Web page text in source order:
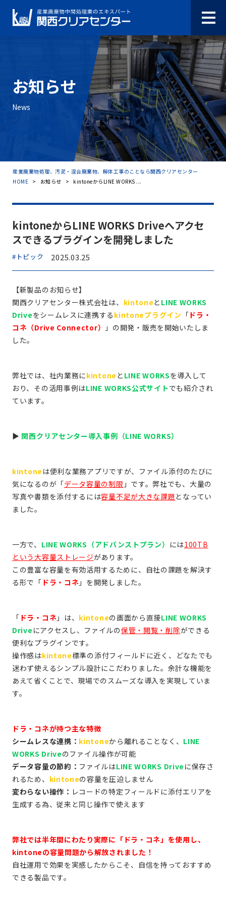
お知らせ
News
産業廃棄物処理、汚泥・混合廃棄物、解体工事のことなら関西クリアセンター
HOME > お知らせ > kintoneからLINE WORKS ...
kintoneからLINE WORKS Driveへアクセ
スできるプラグインを開発しました
#トピック 2025.03.25
【新製品のお知らせ】
関西クリアセンター株式会社は、 kintoneと LINE WORKS
Driveをシームレスに連携する kintoneプラグイン 「ドラ・
コネ（Drive Connector）
」の開発・販売を開始いたしま
した。
弊社では、社内業務にkintone と LINE WORKSを導入して
おり、その活用事例はLINE WORKS公式サイトでも紹介され
ています。
▶ 関西クリアセンター導入事例（LINE WORKS）
kintone は便利な業務アプリですが、ファイル添付のたびに
気になるのが「データ容量の制限 」です。弊社でも、大量の
写真や書類を添付するには容量不足が大きな課題となってい
ました。
一方で、 LINE WORKS（アドバンストプラン） には100TB
という大容量ストレージがあります。
この豊富な容量を有効活用するために、自社の課題を解決す
る形で「 ドラ・コネ 」を開発しました。
「 ドラ・コネ 」は、 kintoneの画面から直接LINE WORKS
Drive にアクセスし、ファイルの保管・閲覧・削除ができる
便利なプラグインです。
操作感はkintone標準の添付フィールドに近く、どなたでも
迷わず使えるシンプル設計にこだわりました。余計な機能を
あえて省くことで、現場でのスムーズな導入を実現していま
す。
ドラ・コネが持つ主な特徴
シームレスな連携： kintoneから離れることなく、 LINE
WORKS Driveのファイル操作が可能
データ容量の節約： ファイルはLINE WORKS Drive に保存さ
れるため、 kintoneの容量を圧迫しません
変わらない操作： レコードの特定フィールドに添付エリアを
生成する為、従来と同じ操作で使えます
弊社では半年間にわたり実際に「 ドラ・コネ」を使用し、
kintoneの容量問題から解放されました！
自社運用で効果を実感したからこそ、自信を持っておすすめ
できる製品です。